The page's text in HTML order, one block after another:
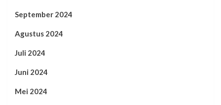
September 2024
Agustus 2024
Juli 2024
Juni 2024
Mei 2024